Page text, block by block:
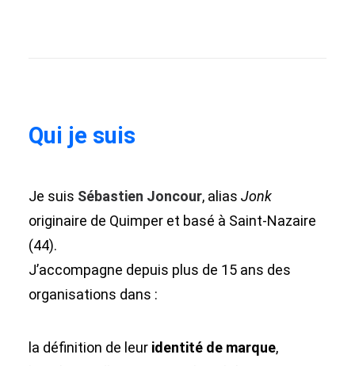
Qui je suis
Je suis Sébastien Joncour, alias Jonk
originaire de Quimper et basé à Saint-Nazaire
(44).
J’accompagne depuis plus de 15 ans des
organisations dans :
la définition de leur identité de marque,